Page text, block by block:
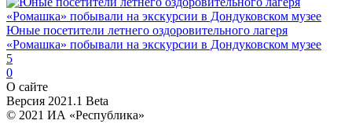
Юные посетители летнего оздоровительного лагеря
«Ромашка» побывали на экскурсии в Дондуковском музее
5
0
О сайте
Версия 2021.1 Beta
© 2021 ИА «Республика»